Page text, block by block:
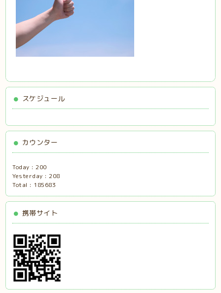
スケジュール
カウンター
Today :200
Yesterday :208
Total : 185683
携帯サイト